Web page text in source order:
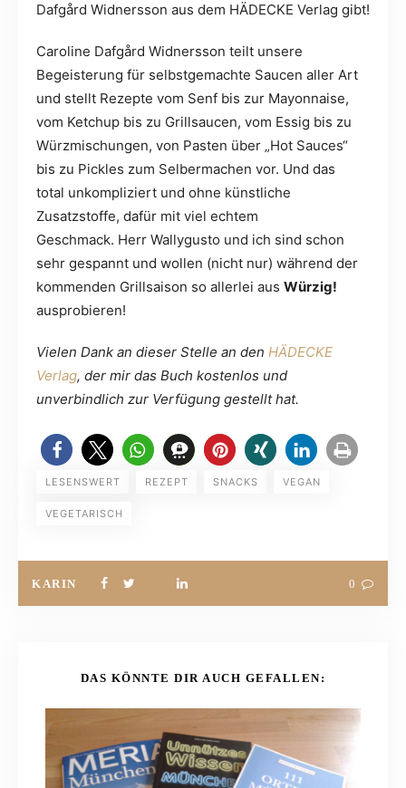
Dafgård Widnersson aus dem HÄDECKE Verlag gibt!
Caroline Dafgård Widnersson teilt unsere
Begeisterung für selbstgemachte Saucen aller Art
und stellt Rezepte vom Senf bis zur Mayonnaise,
vom Ketchup bis zu Grillsaucen, vom Essig bis zu
Würzmischungen, von Pasten über „Hot Sauces“
bis zu Pickles zum Selbermachen vor. Und das
total unkompliziert und ohne künstliche
Zusatzstoffe, dafür mit viel echtem
Geschmack. Herr Wallygusto und ich sind schon
sehr gespannt und wollen (nicht nur) während der
kommenden Grillsaison so allerlei aus Würzig!
ausprobieren!
Vielen Dank an dieser Stelle an den HÄDECKE
Verlag, der mir das Buch kostenlos und
unverbindlich zur Verfügung gestellt hat.
LESENSWERT REZEPT SNACKS VEGAN
VEGETARISCH
KARIN 0
DAS KÖNNTE DIR AUCH GEFALLEN: